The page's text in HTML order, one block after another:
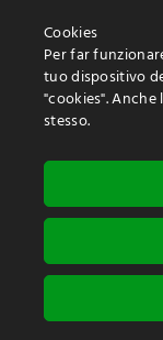
Cookies
Per far
tuo dispositivo
"cookies".
stesso.